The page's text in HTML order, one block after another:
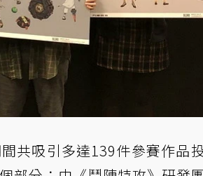
共吸引多達139件參賽作品